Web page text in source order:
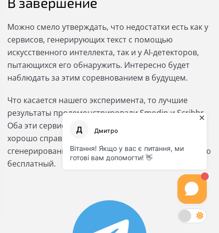
Можно смело утверждать, что недостатки есть как у
сервисов, генерирующих текст с помощью
искусственного интеллекта, так и у AI-детекторов,
пытающихся его обнаружить. Интересно будет
наблюдать за этим соревнованием в будущем.
Что касается нашего эксперимента, то лучшие
результаты продемонстрировали Smodin и Scribbr.
Оба эти сервисы понимают украинский язык,
хорошо справились с поиском текстов,
сгенерированных ИИ, а последний еще и полностью
бесплатный.